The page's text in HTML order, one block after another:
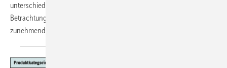
unterschiedlichen Lebensbereiche. Beide Aspekte machen eine
Betrachtung des nachhaltigen Einsatzes des Erwerbspotenzials
zunehmend wichtig. Beate